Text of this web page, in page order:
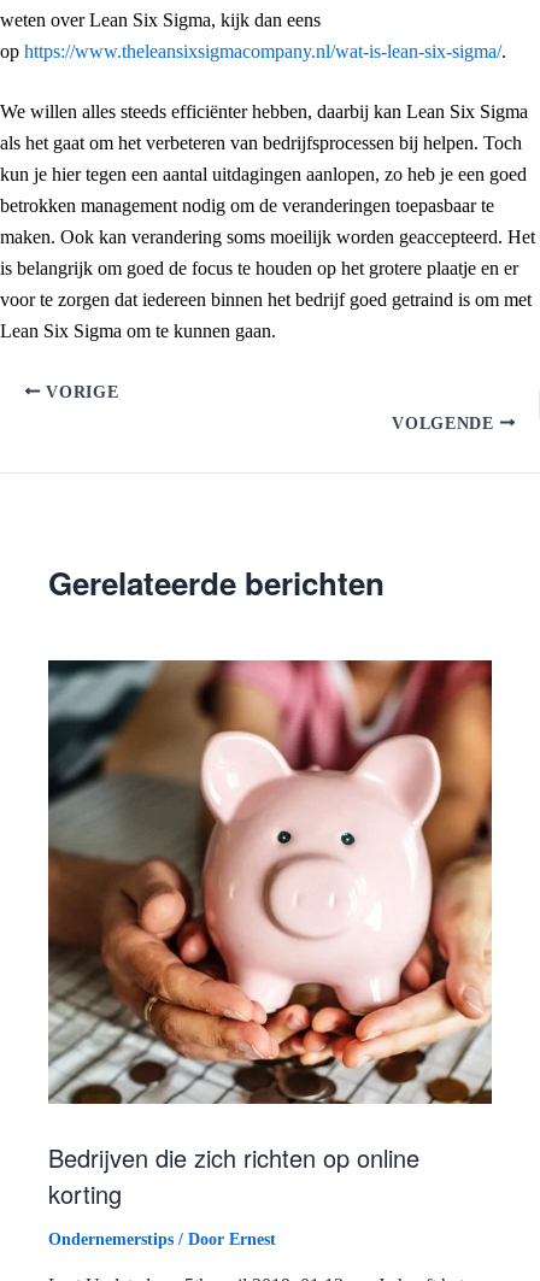
weten over Lean Six Sigma, kijk dan eens
op https://www.theleansixsigmacompany.nl/wat-is-lean-six-sigma/.
We willen alles steeds efficiënter hebben, daarbij kan Lean Six Sigma
als het gaat om het verbeteren van bedrijfsprocessen bij helpen. Toch
kun je hier tegen een aantal uitdagingen aanlopen, zo heb je een goed
betrokken management nodig om de veranderingen toepasbaar te
maken. Ook kan verandering soms moeilijk worden geaccepteerd. Het
is belangrijk om goed de focus te houden op het grotere plaatje en er
voor te zorgen dat iedereen binnen het bedrijf goed getraind is om met
Lean Six Sigma om te kunnen gaan.
VORIGE
VOLGENDE
Gerelateerde berichten
Bedrijven die zich richten op online
korting
Ondernemerstips / Door Ernest